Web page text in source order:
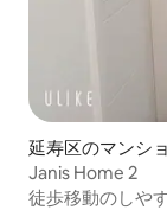
延寿区のマンシ
Janis Home 2
徒歩移動のしや